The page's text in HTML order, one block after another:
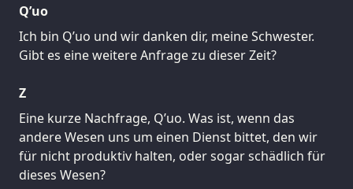
Q’uo
Ich bin Q’uo und wir danken dir, meine Schwester.
Gibt es eine weitere Anfrage zu dieser Zeit?
Z
Eine kurze Nachfrage, Q’uo. Was ist, wenn das
andere Wesen uns um einen Dienst bittet, den wir
für nicht produktiv halten, oder sogar schädlich für
dieses Wesen?